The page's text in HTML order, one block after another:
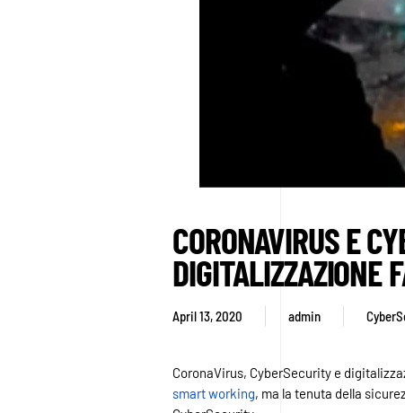
CORONAVIRUS E
DIGITALIZZAZIONE
April 13, 2020 admin
CoronaVirus, CyberSecurity e
smart working, ma la tenuta della